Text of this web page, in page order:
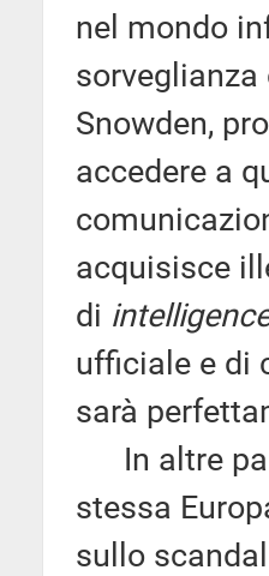
nel mondo
Snowden,
accedere a
acquisisce
di
ufficiale e di
sarà
In altre
stessa
sullo